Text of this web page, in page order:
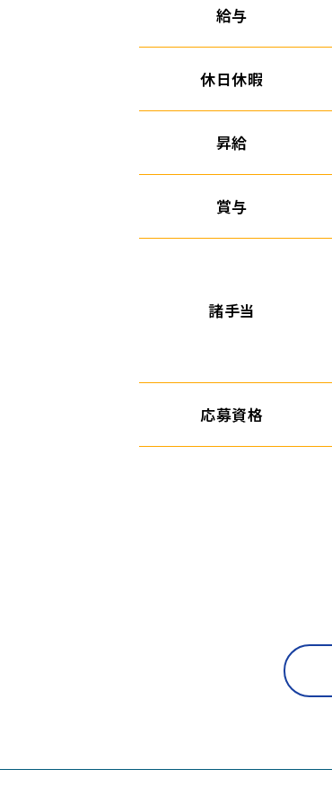
給与
休日休暇
昇給
賞与
諸手当
応募資格